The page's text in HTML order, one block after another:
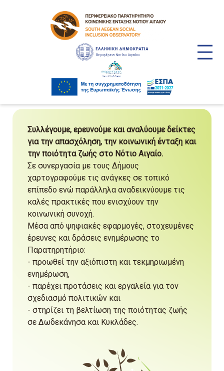
Συλλέγουμε, ερευνούμε και αναλύουμε δείκτες
για την απασχόληση, την κοινωνική ένταξη και
την ποιότητα ζωής στο Νότιο Αιγαίο.
Σε συνεργασία με τους Δήμους
χαρτογραφούμε τις ανάγκες σε τοπικό
επίπεδο ενώ παράλληλα αναδεικνύουμε τις
καλές πρακτικές που ενισχύουν την
κοινωνική συνοχή.
Μέσα από ψηφιακές εφαρμογές, στοχευμένες
έρευνες και δράσεις ενημέρωσης το
Παρατηρητήριο:
- προωθεί την αξιόπιστη και τεκμηριωμένη
ενημέρωση,
- παρέχει προτάσεις και εργαλεία για τον
σχεδιασμό πολιτικών και
- στηρίζει τη βελτίωση της ποιότητας ζωής
σε Δωδεκάνησα και Κυκλάδες.